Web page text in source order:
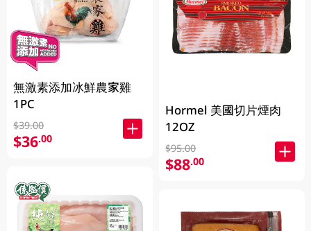
無激素添加冰鮮農家雞
1PC
$39.00
$36.00
Hormel 美國切片煙肉
12OZ
$95.00
$88.00